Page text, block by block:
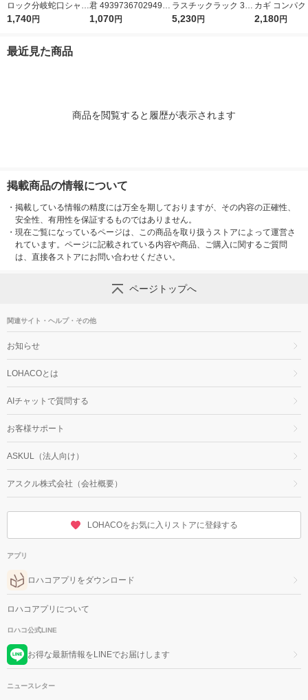
ロック分岐蛇口シャワ
ー G1074GY 散水用品
1,740円
君 4939736702949 1
本（直送品）
1,070円
ラスチックラック 3段
ブラック 幅720×奥行
5,230円
カギ コンパ
ル 10m CG
2,180円
最近見た商品
商品を閲覧すると履歴が表示されます
掲載商品の情報について
・ 掲載している情報の精度には万全を期しておりますが、その内容の正確性、
安全性、有用性を保証するものではありません。
・ 現在ご覧になっているページは、この商品を取り扱うストアによって運営さ
れています。ページに記載されている内容や商品、ご購入に関するご質問
は、直接各ストアにお問い合わせください。
ページトップへ
関連サイト・ヘルプ・その他
お知らせ
LOHACOとは
AIチャットで質問する
お客様サポート
ASKUL（法人向け）
アスクル株式会社（会社概要）
LOHACOをお気に入りストアに登録する
アプリ
ロハコアプリをダウンロード
ロハコアプリについて
ロハコ公式LINE
お得な最新情報をLINEでお届けします
ニュースレター